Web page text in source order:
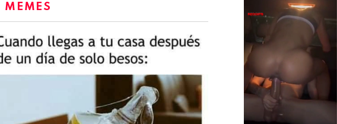
MEMES